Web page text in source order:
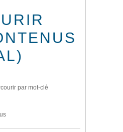
par mot-clé